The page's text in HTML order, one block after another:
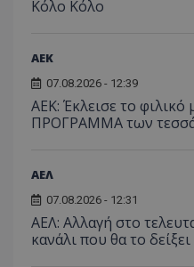
Κόλο Κόλο
ΑEK
07.08.2026 - 12:39
ΑΕΚ: Έκλεισε το
ΠΡΟΓΡΑΜΜΑ των
ΑΕΛ
07.08.2026 - 12:31
ΑΕΛ: Αλλαγή στο
κανάλι που θα το δείξει